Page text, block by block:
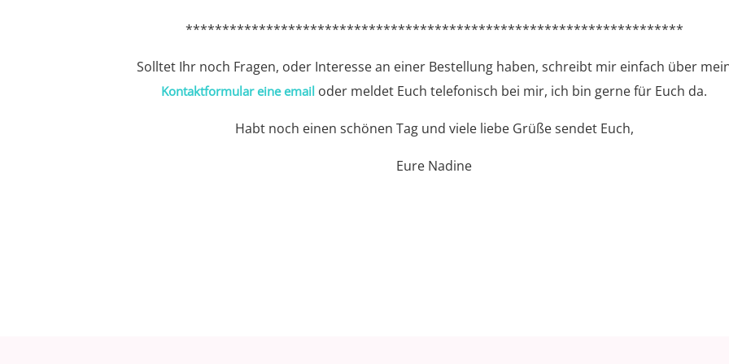
********************************************************************
Solltet Ihr noch Fragen, oder Interesse an einer Bestellung haben, schreibt mir einfach über
Kontaktformular eine email oder meldet Euch telefonisch bei mir, ich bin gerne für Euch da.
Habt noch einen schönen Tag und viele liebe Grüße sendet Euch,
Eure Nadine